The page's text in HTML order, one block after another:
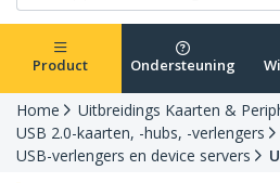
Product Ondersteuning
Home
Uitbreidings Kaarten &
USB 2.0-kaarten, -hubs, -verlengers
USB-verlengers en device servers